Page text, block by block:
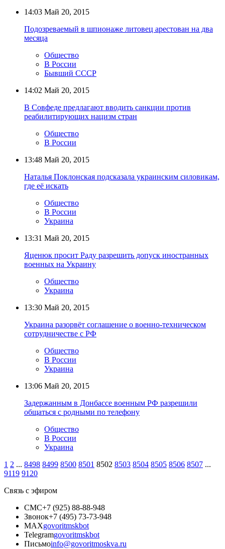
14:03 Май 20, 2015
Подозреваемый в шпионаже литовец арестован на два
месяца
Общество
В России
Бывший СССР
14:02 Май 20, 2015
В Совфеде предлагают вводить санкции против
реабилитирующих нацизм стран
Общество
В России
13:48 Май 20, 2015
Наталья Поклонская подсказала украинским силовикам,
где её искать
Общество
В России
Украина
13:31 Май 20, 2015
Яценюк просит Раду разрешить допуск иностранных
военных на Украину
Общество
Украина
13:30 Май 20, 2015
Украина разорвёт соглашение о военно-техническом
сотрудничестве с РФ
Общество
В России
Украина
13:06 Май 20, 2015
Задержанным в Донбассе военным РФ разрешили
общаться с родными по телефону
Общество
В России
Украина
1 2 ... 8498 8499 8500 8501 8502 8503 8504 8505 8506 8507 ...
9119 9120
Связь с эфиром
СМС+7 (925) 88-88-948
Звонок+7 (495) 73-73-948
MAXgovoritmskbot
Telegramgovoritmskbot
Письмоinfo@govoritmoskva.ru